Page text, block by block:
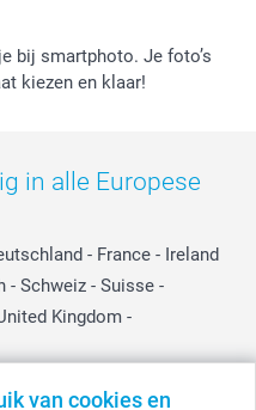
van cookies en
bij smartphoto. Je foto’s
kiezen en klaar!
in alle Europese
- France - Ireland
- Schweiz - Suisse -
Kingdom -